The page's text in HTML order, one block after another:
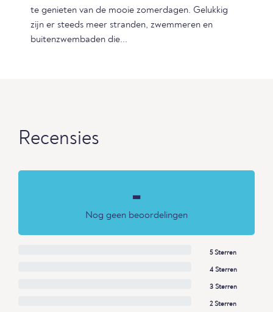
te genieten van de mooie zomerdagen. Gelukkig
zijn er steeds meer stranden, zwemmeren en
buitenzwembaden die...
Recensies
-
Nog geen beoordelingen
5 Sterren
4 Sterren
3 Sterren
2 Sterren